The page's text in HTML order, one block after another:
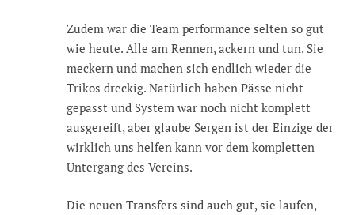
Zudem war die Team performance selten so gut
wie heute. Alle am Rennen, ackern und tun. Sie
meckern und machen sich endlich wieder die
Trikos dreckig. Natürlich haben Pässe nicht
gepasst und System war noch nicht komplett
ausgereift, aber glaube Sergen ist der Einzige der
wirklich uns helfen kann vor dem kompletten
Untergang des Vereins.
Die neuen Transfers sind auch gut, sie laufen,